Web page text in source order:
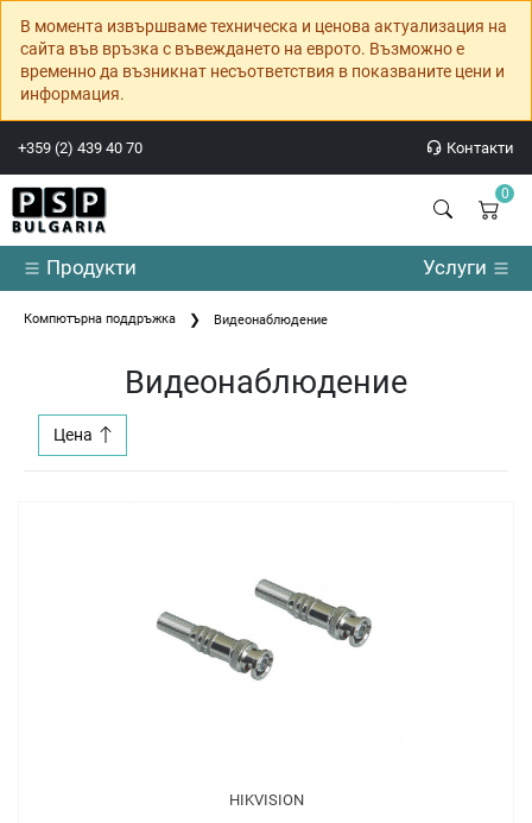
В момента извършваме техническа и ценова актуализация на
сайта във връзка с въвеждането на еврото. Възможно е
временно да възникнат несъответствия в показваните цени и
информация.
+359 (2) 439 40 70 Контакти
0
Продукти Услуги
Компютърна поддръжка Видеонаблюдение
Видеонаблюдение
Цена
HIKVISION